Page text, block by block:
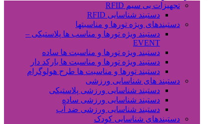
تجهیزات بی سیم RFID
دستبند شناسایی RFID
دستبندهای ویژه تورها و مناسبتها
دستبند ویژه تورها و مناسب ها پلاستیکی –
EVENT
دستبند ویژه تورها و مناسبت ها ساده
دستبند ویژه تورها و مناسبت ها بارکد دار
دستبند تورها و مناسبت ها طرح هولوگرام
دستبند های شناسایی ورزشی
دستبند شناسایی ورزشی پلاستیکی
دستبند شناسایی ورزشی ساده
دستبند شناسایی ورزشی ضد آب
دستبندهای شناسایی کودک